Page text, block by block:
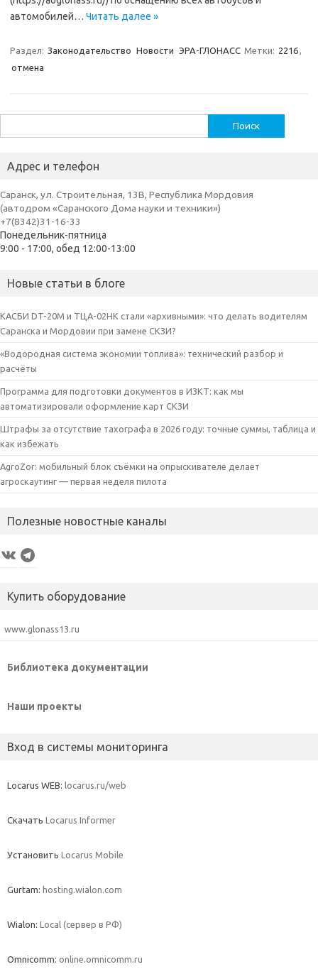
автомобилей… Читать далее »
Раздел: Законодательство Новости ЭРА-ГЛОНАСС Метки: 2216,
отмена
Адрес и телефон
Саранск, ул. Строительная, 13В, Республика Мордовия
(автодром «Саранского Дома науки и техники»)
+7(8342)31-16-33
Понедельник-пятница
9:00 - 17:00, обед 12:00-13:00
Новые статьи в блоге
КАСБИ DT-20M и ТЦА-02НК стали «архивными»: что делать водителям
Саранска и Мордовии при замене СКЗИ?
«Водородная система экономии топлива»: технический разбор и
расчёты
Программа для подготовки документов в ИЗКТ: как мы
автоматизировали оформление карт СКЗИ
Штрафы за отсутствие тахографа в 2026 году: точные суммы, таблица и
как избежать
AgroZor: мобильный блок съёмки на опрыскивателе делает
агроскаутинг — первая неделя пилота
Полезные новостные каналы
VK Telegram
Купить оборудование
www.glonass13.ru
Библиотека документации
Наши проекты
Вход в системы мониторинга
Locarus WEB: locarus.ru/web
Скачать Locarus Informer
Установить Locarus Mobile
Gurtam: hosting.wialon.com
Wialon: Local (сервер в РФ)
Omnicomm: online.omnicomm.ru